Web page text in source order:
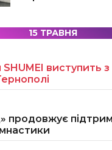
15 ТРАВНЯ
виступить
продовжує